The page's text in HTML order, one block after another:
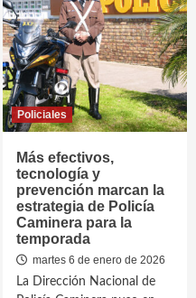
Policiales
Más efectivos,
tecnología y
prevención marcan la
estrategia de Policía
Caminera para la
temporada
martes 6 de enero de 2026
La Dirección Nacional de